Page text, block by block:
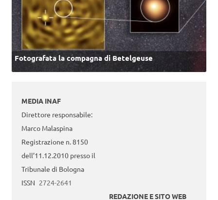
Fotografata la compagna di Betelgeuse
MEDIA INAF
Direttore responsabile:
Marco Malaspina
Registrazione n. 8150
dell’11.12.2010 presso il
Tribunale di Bologna
ISSN 2724-2641
REDAZIONE E SITO WEB